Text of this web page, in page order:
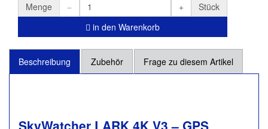
Menge
Stück
in den Warenkorb
Beschreibung Zubehör Frage zu diesem Artikel